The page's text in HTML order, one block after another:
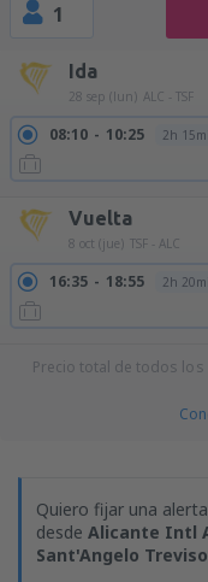
1
Ida
28 sep (lun) ALC - TSF
08:10 10:25 2h
Vuelta
8 oct (jue) TSF - ALC
16:35 18:55 2h
Precio total de todos
Quiero fijar una
desde Alicante Intl
Sant'Angelo